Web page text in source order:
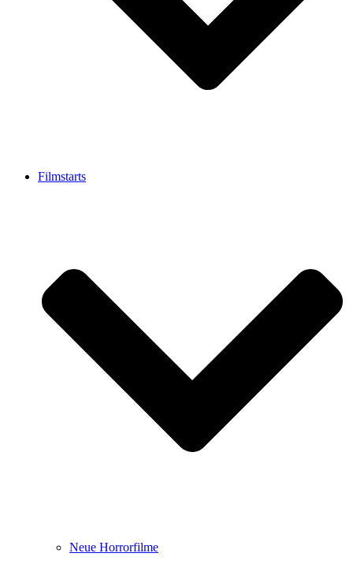
Filmstarts
Neue Horrorfilme